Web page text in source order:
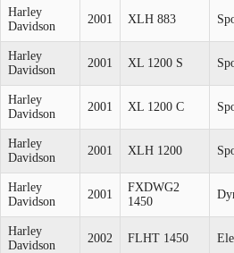
Harley
Davidson
2001 XLH 883
Harley
Davidson
2001 XL 1200 S
Harley
Davidson
2001 XL 1200 C
Harley
Davidson
2001 XLH 1200
Harley
Davidson
2001
FXDWG2
1450
Harley
Davidson
2002 FLHT 1450